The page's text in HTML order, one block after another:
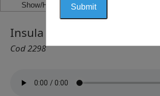
Show/Hide Left Side Show/
Insula Batin, Batin
Cod 2298